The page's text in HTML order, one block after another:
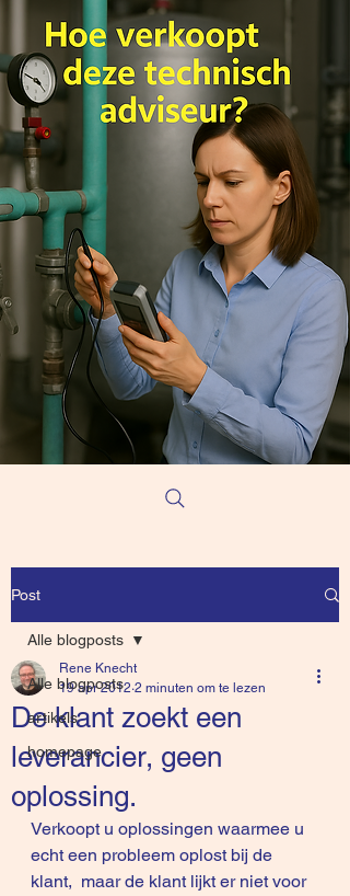
Post
Alle blogposts
artikels
homepage
Alle blogposts
De klant zoekt een
leverancier, geen
oplossing.
Rene Knecht
19 apr 2012 2 minuten om te lezen
Verkoopt u oplossingen waarmee u
echt een probleem oplost bij de
klant,  maar de klant lijkt er niet voor